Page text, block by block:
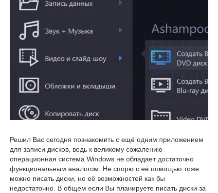
Решил Вас сегодня познакомить с ещё одним приложением
для записи дисков, ведь к великому сожалению
операционная система Windows не обладает достаточно
функциональным аналогом. Не спорю с её помощью тоже
можно писать диски, но её возможностей как бы
недостаточно. В общем если Вы планируете писать диски за